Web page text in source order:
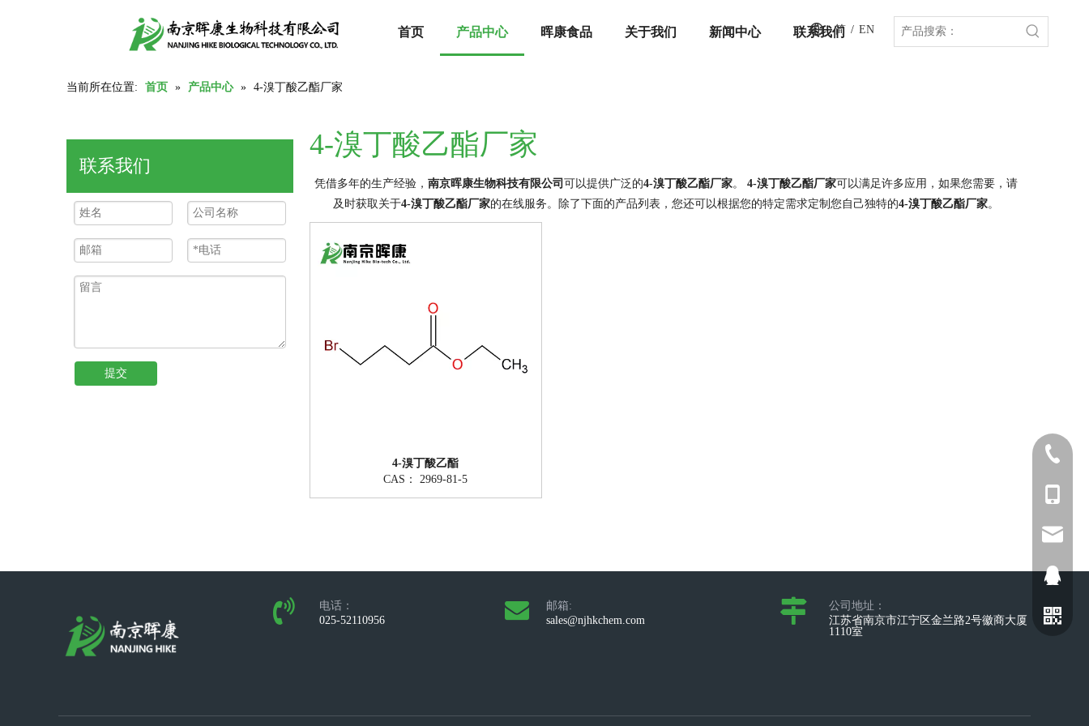
首页 产品中心 晖康食品 关于我们 新闻中心 联系我们
简 / EN
当前所在位置: 首页 » 产品中心 » 4-溴丁酸乙酯厂家
联系我们
提交
4-溴丁酸乙酯厂家
凭借多年的生产经验， 南京晖康生物科技有限公司 可以提供广泛的4-溴丁酸乙酯厂家。 4-溴丁酸乙酯厂家可以满足许多应用，如果您需要，请
及时获取关于4-溴丁酸乙酯厂家的在线服务。除了下面的产品列表，您还可以根据您的特定需求定制您自己独特的4-溴丁酸乙酯厂家。
4-溴丁酸乙酯
CAS：
2969-81-5
电话：
025-52110956
邮箱:
sales@njhkchem.com
公司地址：
江苏省南京市江宁区金兰路2号徽商大厦
1110室
025-